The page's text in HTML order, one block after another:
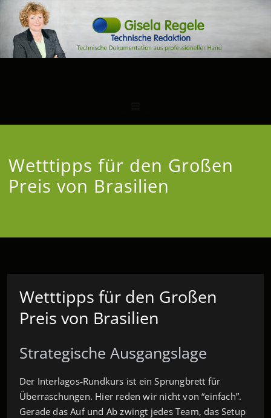
Wetttipps für den Großen
Preis von Brasilien
Wetttipps für den Großen
Preis von Brasilien
Strategische Ausgangslage
Der Interlagos‑Rundkurs ist ein Sprungbrett für
Überraschungen. Hier reden wir nicht von “einfach”.
Gerade das Auf und Ab zwingt jedes Team, das Setup